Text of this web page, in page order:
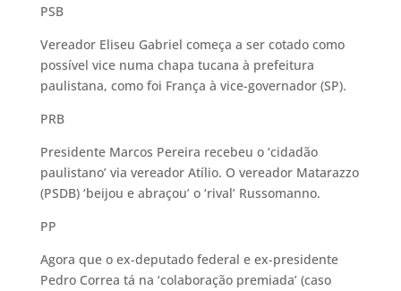
PSB
Vereador Eliseu Gabriel começa a ser cotado como
possível vice numa chapa tucana à prefeitura
paulistana, como foi França à vice-governador (SP).
PRB
Presidente Marcos Pereira recebeu o ‘cidadão
paulistano’ via vereador Atílio. O vereador Matarazzo
(PSDB) ‘beijou e abraçou’ o ‘rival’ Russomanno.
PP
Agora que o ex-deputado federal e ex-presidente
Pedro Correa tá na ‘colaboração premiada’ (caso